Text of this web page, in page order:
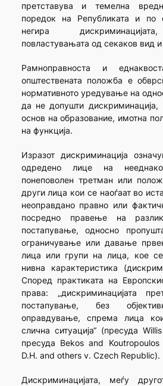
претставува и темелна
поредок на Републиката и по
негира
повластувањата од секаков вид
Рамноправноста и
општествената положба е
нормативното уредување на
да не допушти дискриминација,
основ на образование, имотна
на функција.
Изразот дискриминација
одредено лице на
понеповолен третман или
други лица кои се наоѓаат во
неоправдано правно или
посредно правење на
постапување, односно
ограничување или давање
лица или групи на лица, кое се
нивна карактеристика
Според практиката на
права: „дискриминацијата
постапување, без
оправдување, спрема лица
слична ситуација“ (пресуда
пресуда Bekos and
D.H. and others v. Czech Republic).
Дискриминацијата, меѓу